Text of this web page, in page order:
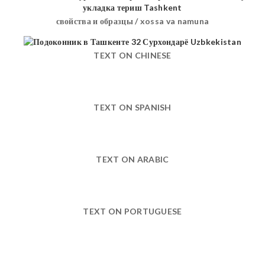
свойства и образцы / xossa va namuna
TEXT ON CHINESE
TEXT ON SPANISH
TEXT ON ARABIC
TEXT ON PORTUGUESE